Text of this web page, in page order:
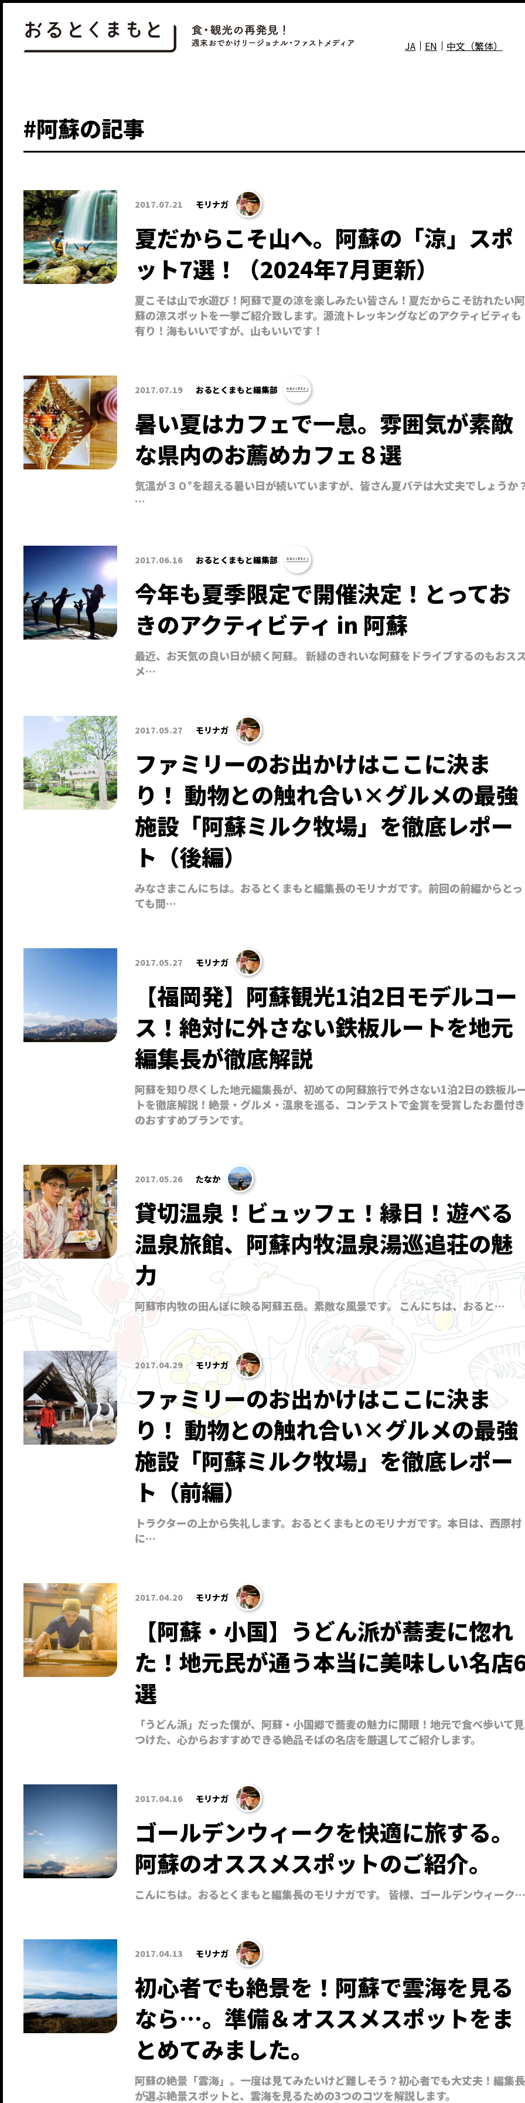
JA EN 中文（繁体）
#阿蘇の記事
2017.07.21 モリナガ
夏だからこそ山へ。阿蘇の「涼」スポ
ット7選！（2024年7月更新）
夏こそは山で水遊び！阿蘇で夏の涼を楽しみたい皆さん！夏だからこそ訪れたい阿
蘇の涼スポットを一挙ご紹介致します。源流トレッキングなどのアクティビティも
有り！海もいいですが、山もいいです！
2017.07.19 おるとくまもと編集部
暑い夏はカフェで一息。雰囲気が素敵
な県内のお薦めカフェ８選
気温が３０°を超える暑い日が続いていますが、皆さん夏バテは大丈夫でしょうか
…
2017.06.16 おるとくまもと編集部
今年も夏季限定で開催決定！とってお
きのアクティビティ in 阿蘇
最近、お天気の良い日が続く阿蘇。 新緑のきれいな阿蘇をドライブするのもおス
メ…
2017.05.27 モリナガ
ファミリーのお出かけはここに決ま
り！ 動物との触れ合い×グルメの最強
施設「阿蘇ミルク牧場」を徹底レポー
ト（後編）
みなさまこんにちは。おるとくまもと編集長のモリナガです。前回の前編からとっ
ても間…
2017.05.27 モリナガ
【福岡発】阿蘇観光1泊2日モデルコー
ス！絶対に外さない鉄板ルートを地元
編集長が徹底解説
阿蘇を知り尽くした地元編集長が、初めての阿蘇旅行で外さない1泊2日の鉄板ル
トを徹底解説！絶景・グルメ・温泉を巡る、コンテストで金賞を受賞したお墨付き
のおすすめプランです。
2017.05.26 たなか
貸切温泉！ビュッフェ！縁日！遊べる
温泉旅館、阿蘇内牧温泉湯巡追荘の魅
力
阿蘇市内牧の田んぼに映る阿蘇五岳。素敵な風景です。 こんにちは、おると…
2017.04.29 モリナガ
ファミリーのお出かけはここに決ま
り！ 動物との触れ合い×グルメの最強
施設「阿蘇ミルク牧場」を徹底レポー
ト（前編）
トラクターの上から失礼します。おるとくまもとのモリナガです。本日は、西原村
に…
2017.04.20 モリナガ
【阿蘇・小国】うどん派が蕎麦に惚れ
た！地元民が通う本当に美味しい名店
選
「うどん派」だった僕が、阿蘇・小国郷で蕎麦の魅力に開眼！地元で食べ歩いて見
つけた、心からおすすめできる絶品そばの名店を厳選してご紹介します。
2017.04.16 モリナガ
ゴールデンウィークを快適に旅する。
阿蘇のオススメスポットのご紹介。
こんにちは。おるとくまもと編集長のモリナガです。 皆様、ゴールデンウィーク…
2017.04.13 モリナガ
初心者でも絶景を！阿蘇で雲海を見る
なら…。準備＆オススメスポットをま
とめてみました。
阿蘇の絶景「雲海」。一度は見てみたいけど難しそう？初心者でも大丈夫！編集長
が選ぶ絶景スポットと、雲海を見るための3つのコツを解説します。